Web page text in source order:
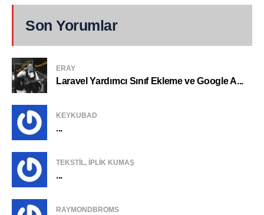
Son Yorumlar
ERAY
Laravel Yardımcı Sınıf Ekleme ve Google A...
KEYKUBAD
...
TEKSTIL, IPLIK KUMAŞ
...
RAYMONDBROMS